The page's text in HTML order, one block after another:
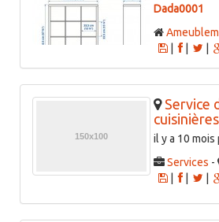
Dada0001
|
Service
cuisinières
il y a 10 mois
Services -
|